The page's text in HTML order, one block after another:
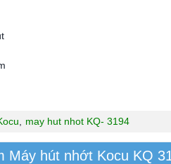
may hut nhot KQ- 3194
Máy hút nhớt Kocu KQ